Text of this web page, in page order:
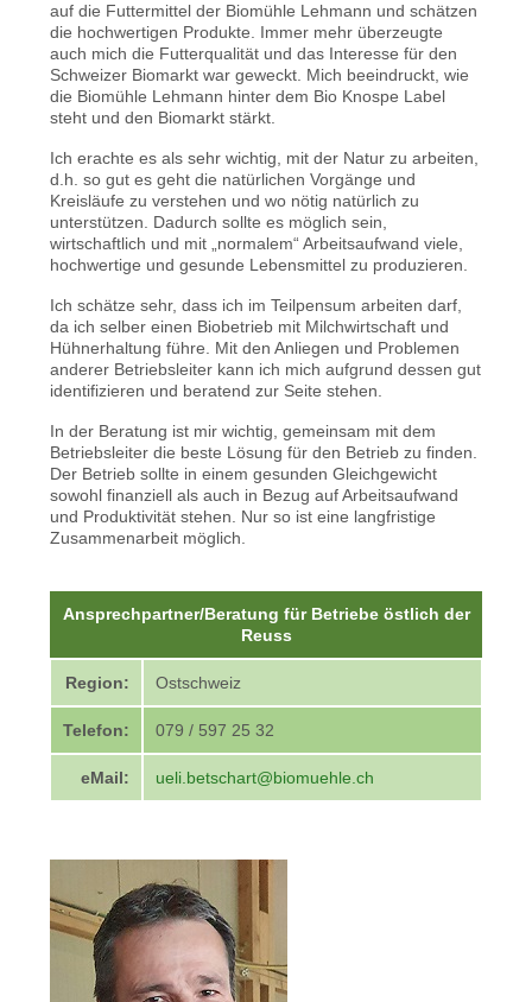
auf die Futtermittel der Biomühle Lehmann und schätzen
die hochwertigen Produkte. Immer mehr überzeugte
auch mich die Futterqualität und das Interesse für den
Schweizer Biomarkt war geweckt. Mich beeindruckt, wie
die Biomühle Lehmann hinter dem Bio Knospe Label
steht und den Biomarkt stärkt.
Ich erachte es als sehr wichtig, mit der Natur zu arbeiten,
d.h. so gut es geht die natürlichen Vorgänge und
Kreisläufe zu verstehen und wo nötig natürlich zu
unterstützen. Dadurch sollte es möglich sein,
wirtschaftlich und mit „normalem“ Arbeitsaufwand viele,
hochwertige und gesunde Lebensmittel zu produzieren.
Ich schätze sehr, dass ich im Teilpensum arbeiten darf,
da ich selber einen Biobetrieb mit Milchwirtschaft und
Hühnerhaltung führe. Mit den Anliegen und Problemen
anderer Betriebsleiter kann ich mich aufgrund dessen gut
identifizieren und beratend zur Seite stehen.
In der Beratung ist mir wichtig, gemeinsam mit dem
Betriebsleiter die beste Lösung für den Betrieb zu finden.
Der Betrieb sollte in einem gesunden Gleichgewicht
sowohl finanziell als auch in Bezug auf Arbeitsaufwand
und Produktivität stehen. Nur so ist eine langfristige
Zusammenarbeit möglich.
Ansprechpartner/Beratung für Betriebe östlich der
Reuss
Region: Ostschweiz
Telefon: 079 / 597 25 32
eMail: ueli.betschart@biomuehle.ch